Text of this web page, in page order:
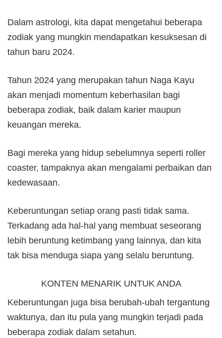
Dalam astrologi, kita dapat mengetahui beberapa
zodiak yang mungkin mendapatkan kesuksesan di
tahun baru 2024.
Tahun 2024 yang merupakan tahun Naga Kayu
akan menjadi momentum keberhasilan bagi
beberapa zodiak, baik dalam karier maupun
keuangan mereka.
Bagi mereka yang hidup sebelumnya seperti roller
coaster, tampaknya akan mengalami perbaikan dan
kedewasaan.
Keberuntungan setiap orang pasti tidak sama.
Terkadang ada hal-hal yang membuat seseorang
lebih beruntung ketimbang yang lainnya, dan kita
tak bisa menduga siapa yang selalu beruntung.
KONTEN MENARIK UNTUK ANDA
Keberuntungan juga bisa berubah-ubah tergantung
waktunya, dan itu pula yang mungkin terjadi pada
beberapa zodiak dalam setahun.